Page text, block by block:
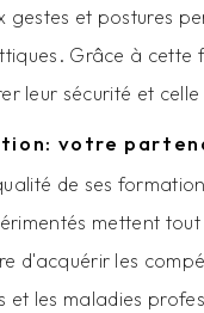
gestes et postures
Grâce à
leur sécurité et
votre
de ses
mettent
d'acquérir les
et les maladies